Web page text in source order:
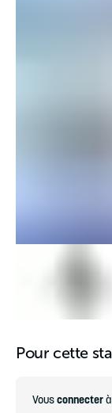
Pour cette
Vousconnecter